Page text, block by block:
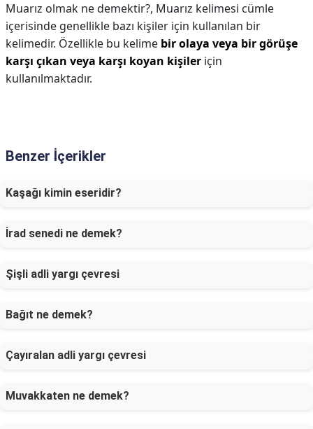
Muarız olmak ne demektir?, Muarız kelimesi cümle
içerisinde genellikle bazı kişiler için kullanılan bir
kelimedir. Özellikle bu kelime bir olaya veya bir görüşe
karşı çıkan veya karşı koyan kişiler için
kullanılmaktadır.
Benzer İçerikler
Kaşağı kimin eseridir?
İrad senedi ne demek?
Şişli adli yargı çevresi
Bağıt ne demek?
Çayıralan adli yargı çevresi
Muvakkaten ne demek?